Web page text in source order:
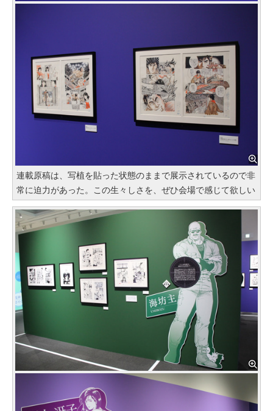
連載原稿は、写植を貼った状態のままで展示されているので非
常に迫力があった。この生々しさを、ぜひ会場で感じて欲しい